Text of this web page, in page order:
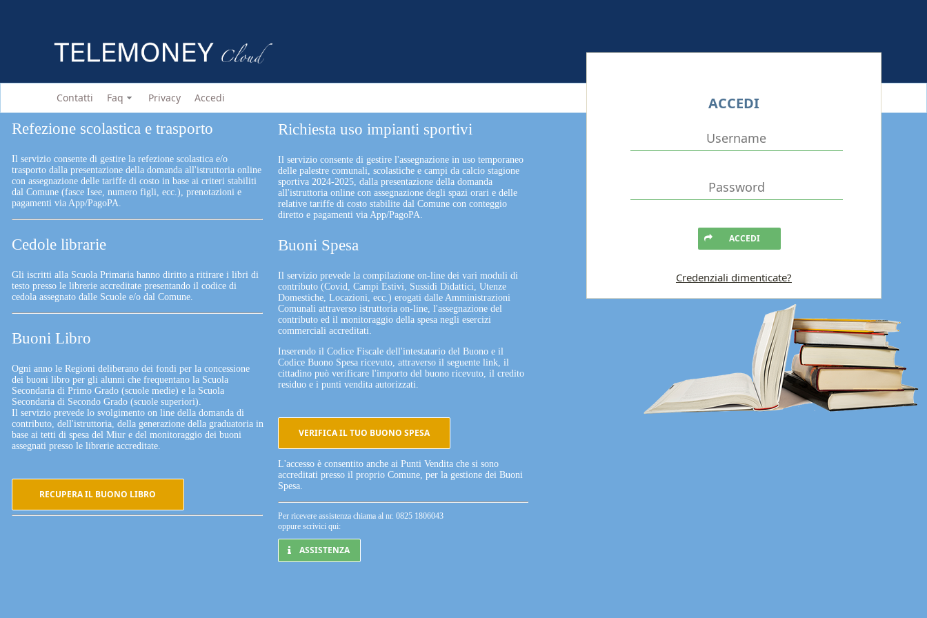
Contatti Faq Privacy Accedi
Refezione scolastica e trasporto
Il servizio consente di gestire la refezione scolastica e/o
trasporto dalla presentazione della domanda all'istruttoria online
con assegnazione delle tariffe di costo in base ai criteri stabiliti
dal Comune (fasce Isee, numero figli, ecc.), prenotazioni e
pagamenti via App/PagoPA.
Cedole librarie
Gli iscritti alla Scuola Primaria hanno diritto a ritirare i libri di
testo presso le librerie accreditate presentando il codice di
cedola assegnato dalle Scuole e/o dal Comune.
Buoni Libro
Ogni anno le Regioni deliberano dei fondi per la concessione
dei buoni libro per gli alunni che frequentano la Scuola
Secondaria di Primo Grado (scuole medie) e la Scuola
Secondaria di Secondo Grado (scuole superiori).
Il servizio prevede lo svolgimento on line della domanda di
contributo, dell'istruttoria, della generazione della graduatoria in
base ai tetti di spesa del Miur e del monitoraggio dei buoni
assegnati presso le librerie accreditate.
RECUPERA IL BUONO LIBRO
Richiesta uso impianti sportivi
Il servizio consente di gestire l'assegnazione in uso temporaneo
delle palestre comunali, scolastiche e campi da calcio stagione
sportiva 2024-2025, dalla presentazione della domanda
all'istruttoria online con assegnazione degli spazi orari e delle
relative tariffe di costo stabilite dal Comune con conteggio
diretto e pagamenti via App/PagoPA.
Buoni Spesa
Il servizio prevede la compilazione on-line dei vari moduli di
contributo (Covid, Campi Estivi, Sussidi Didattici, Utenze
Domestiche, Locazioni, ecc.) erogati dalle Amministrazioni
Comunali attraverso istruttoria on-line, l'assegnazione del
contributo ed il monitoraggio della spesa negli esercizi
commerciali accreditati.
Inserendo il Codice Fiscale dell'intestatario del Buono e il
Codice Buono Spesa ricevuto, attraverso il seguente link, il
cittadino può verificare l'importo del buono ricevuto, il credito
residuo e i punti vendita autorizzati.
VERIFICA IL TUO BUONO SPESA
L'accesso è consentito anche ai Punti Vendita che si sono
accreditati presso il proprio Comune, per la gestione dei Buoni
Spesa.
Per ricevere assistenza chiama al nr. 0825 1806043
oppure scrivici qui:
ASSISTENZA
ACCEDI
ACCEDI
Credenziali dimenticate?